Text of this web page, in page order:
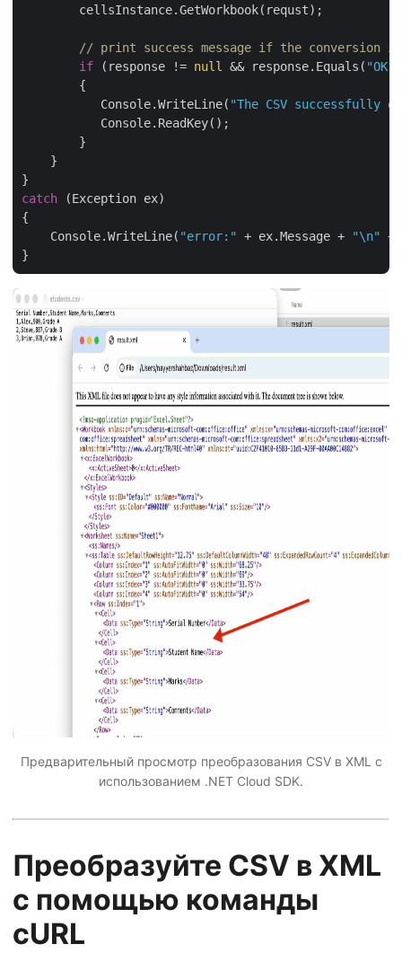
        cellsInstance.GetWorkbook(requst);
// print success message if the conversion
if (response != null && response.Equals( "OK"
        {
           Console.WriteLine(
"The CSV successfully
           Console.ReadKey();
        }
    }
catch (Exception ex)
{
    Console.WriteLine(
"error:" + ex.Message + "\n"
+
Предварительный просмотр преобразования CSV в XML с
использованием .NET Cloud SDK.
Преобразуйте CSV в XML
с помощью команды
cURL